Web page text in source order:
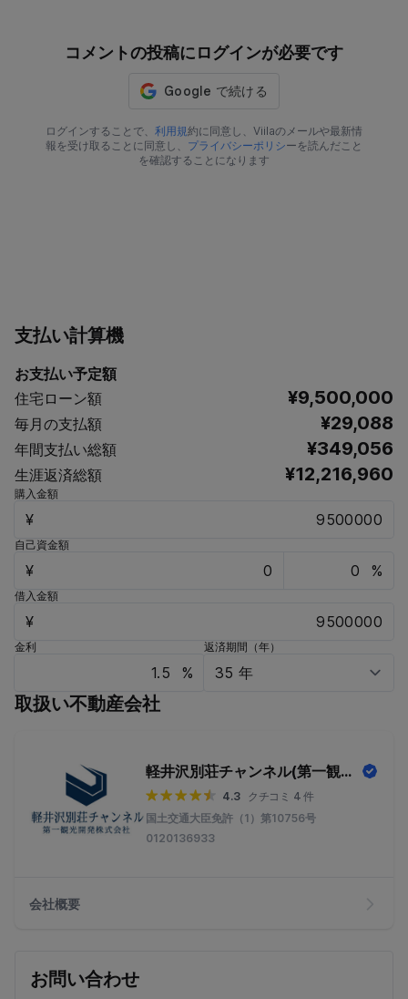
コメントの投稿にログインが必要です
ログインすることで、 利用規約に同意し、Viilaのメールや最新情
報を受け取ることに同意し、 プライバシーポリシーを読んだこと
を確認することになります
支払い計算機
お支払い予定額
住宅ローン額
¥9,500,000
毎月の支払額 ¥29,088
年間支払い総額 ¥349,056
生涯返済総額 ¥12,216,960
購入金額
¥
自己資金額
¥ %
借入金額
¥
金利
%
返済期間（年）
取扱い不動産会社
軽井沢別荘チャンネル(第一観光開発株式会社)
4.3
クチコミ 4 件
国土交通大臣免許（1）第10756号
0120136933
会社概要
お問い合わせ